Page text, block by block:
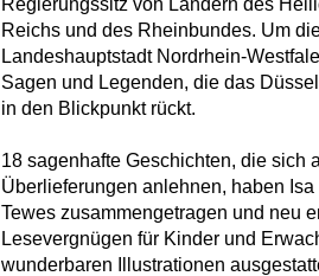
Regierungssitz von Ländern des
Reichs und des Rheinbundes. Um
Landeshauptstadt Nordrhein-
Sagen und Legenden, die das
in den Blickpunkt rückt.
18 sagenhafte Geschichten, die sich
Überlieferungen anlehnen, haben
Tewes zusammengetragen und neu
Lesevergnügen für Kinder und
wunderbaren Illustrationen